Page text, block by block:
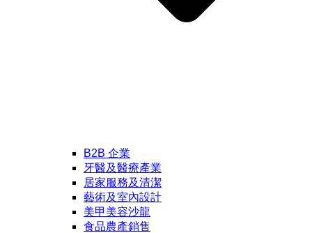
B2B 企業
牙醫及醫療產業
居家服務及清潔
藝術及室內設計
美甲美容沙龍
食品農產銷售